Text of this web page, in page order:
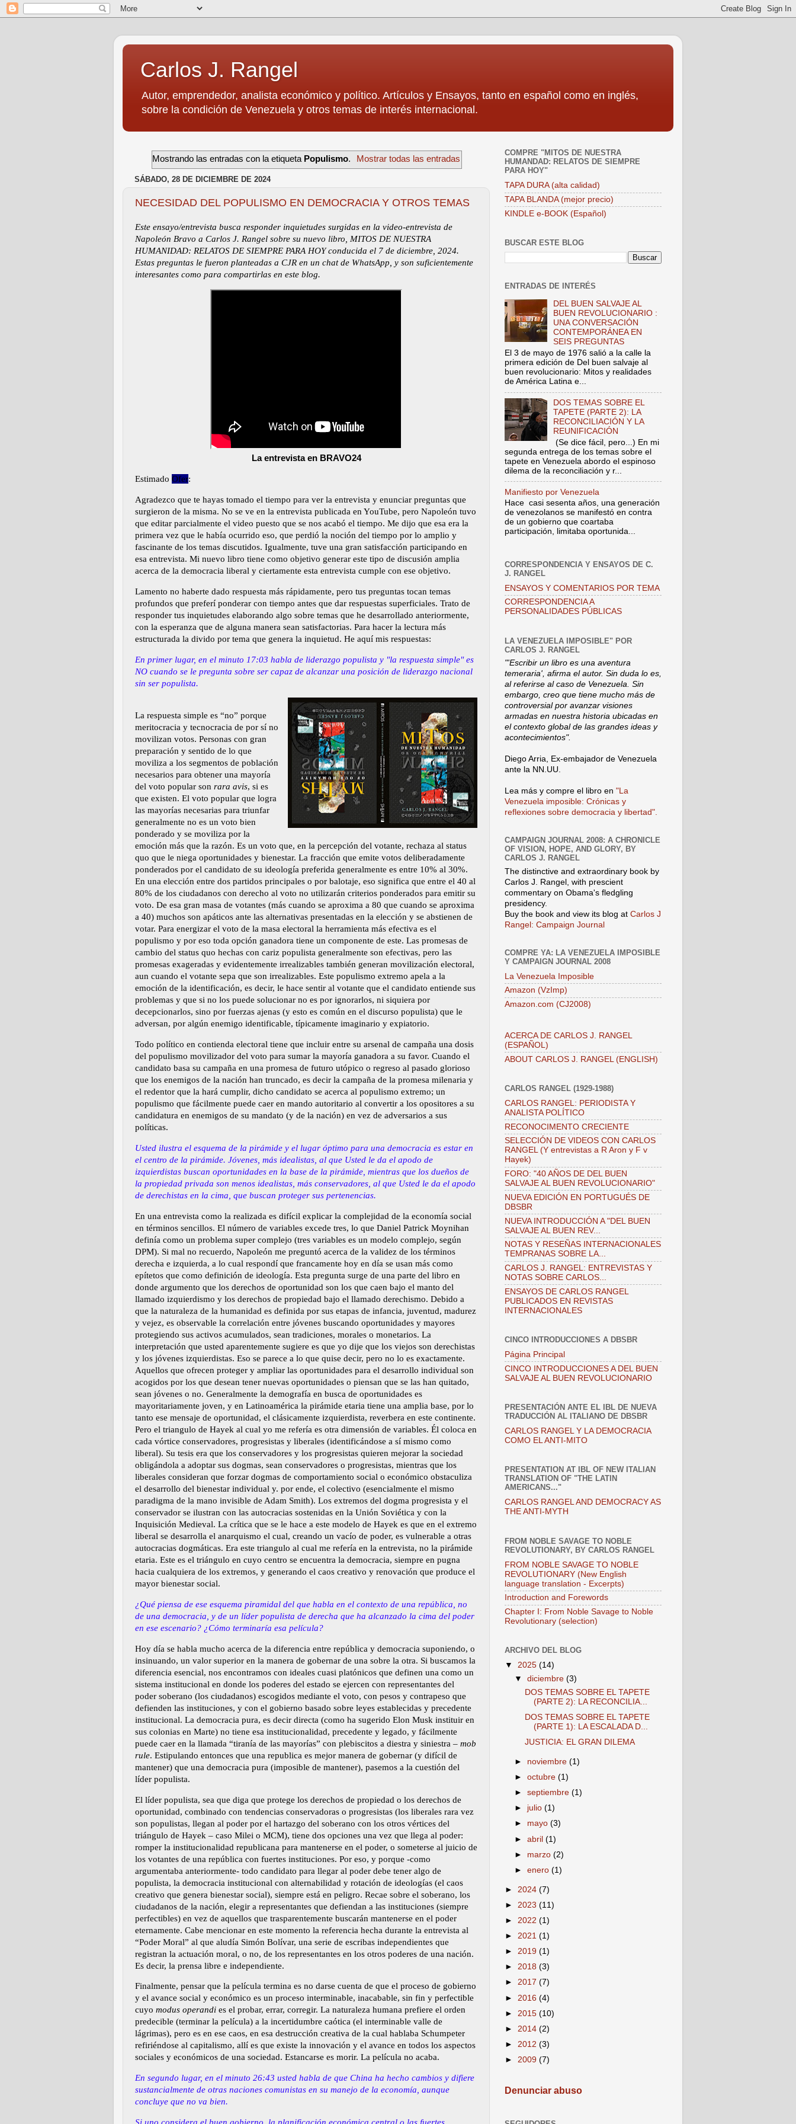
Carlos J. Rangel
Autor, emprendedor, analista económico y político. Artículos y Ensayos, tanto en español como en inglés,
sobre la condición de Venezuela y otros temas de interés internacional.
Mostrando las entradas con la etiqueta Populismo. Mostrar todas las entradas
SÁBADO, 28 DE DICIEMBRE DE 2024
NECESIDAD DEL POPULISMO EN DEMOCRACIA Y OTROS TEMAS
Este ensayo/entrevista busca responder inquietudes surgidas en la video-entrevista de
Napoleón Bravo a Carlos J. Rangel sobre su nuevo libro, MITOS DE NUESTRA
HUMANIDAD: RELATOS DE SIEMPRE PARA HOY conducida el 7 de diciembre, 2024.
Estas preguntas le fueron planteadas a CJR en un chat de WhatsApp, y son suficientemente
interesantes como para compartirlas en este blog.
La entrevista en BRAVO24
Estimado Ofer:
Agradezco que te hayas tomado el tiempo para ver la entrevista y enunciar preguntas que
surgieron de la misma. No se ve en la entrevista publicada en YouTube, pero Napoleón tuvo
que editar parcialmente el video puesto que se nos acabó el tiempo. Me dijo que esa era la
primera vez que le había ocurrido eso, que perdió la noción del tiempo por lo amplio y
fascinante de los temas discutidos. Igualmente, tuve una gran satisfacción participando en
esa entrevista. Mi nuevo libro tiene como objetivo generar este tipo de discusión amplia
acerca de la democracia liberal y ciertamente esta entrevista cumple con ese objetivo.
Lamento no haberte dado respuesta más rápidamente, pero tus preguntas tocan temas
profundos que preferí ponderar con tiempo antes que dar respuestas superficiales. Trato de
responder tus inquietudes elaborando algo sobre temas que he desarrollado anteriormente,
con la esperanza que de alguna manera sean satisfactorias. Para hacer la lectura más
estructurada la divido por tema que genera la inquietud. He aquí mis respuestas:
En primer lugar, en el minuto 17:03 habla de liderazgo populista y "la respuesta simple" es
NO cuando se le pregunta sobre ser capaz de alcanzar una posición de liderazgo nacional
sin ser populista.
La respuesta simple es “no” porque
meritocracia y tecnocracia de por sí no
movilizan votos. Personas con gran
preparación y sentido de lo que
moviliza a los segmentos de población
necesarios para obtener una mayoría
del voto popular son rara avis, si es
que existen. El voto popular que logra
las mayorías necesarias para triunfar
generalmente no es un voto bien
ponderado y se moviliza por la
emoción más que la razón. Es un voto que, en la percepción del votante, rechaza al status
quo que le niega oportunidades y bienestar. La fracción que emite votos deliberadamente
ponderados por el candidato de su ideología preferida generalmente es entre 10% al 30%.
En una elección entre dos partidos principales o por balotaje, eso significa que entre el 40 al
80% de los ciudadanos con derecho al voto no utilizarán criterios ponderados para emitir su
voto. De esa gran masa de votantes (más cuando se aproxima a 80 que cuando se aproxima
a 40) muchos son apáticos ante las alternativas presentadas en la elección y se abstienen de
votar. Para energizar el voto de la masa electoral la herramienta más efectiva es el
populismo y por eso toda opción ganadora tiene un componente de este. Las promesas de
cambio del status quo hechas con cariz populista generalmente son efectivas, pero las
promesas exageradas y evidentemente irrealizables también generan movilización electoral,
aun cuando el votante sepa que son irrealizables. Este populismo extremo apela a la
emoción de la identificación, es decir, le hace sentir al votante que el candidato entiende sus
problemas y que si no los puede solucionar no es por ignorarlos, ni siquiera por
decepcionarlos, sino por fuerzas ajenas (y esto es común en el discurso populista) que le
adversan, por algún enemigo identificable, típicamente imaginario y expiatorio.
Todo político en contienda electoral tiene que incluir entre su arsenal de campaña una dosis
del populismo movilizador del voto para sumar la mayoría ganadora a su favor. Cuando el
candidato basa su campaña en una promesa de futuro utópico o regreso al pasado glorioso
que los enemigos de la nación han truncado, es decir la campaña de la promesa milenaria y
el redentor que la hará cumplir, dicho candidato se acerca al populismo extremo; un
populismo que fácilmente puede caer en mando autoritario al convertir a los opositores a su
candidatura en enemigos de su mandato (y de la nación) en vez de adversarios a sus
políticas.
Usted ilustra el esquema de la pirámide y el lugar óptimo para una democracia es estar en
el centro de la pirámide. Jóvenes, más idealistas, al que Usted le da el apodo de
izquierdistas buscan oportunidades en la base de la pirámide, mientras que los dueños de
la propiedad privada son menos idealistas, más conservadores, al que Usted le da el apodo
de derechistas en la cima, que buscan proteger sus pertenencias.
En una entrevista como la realizada es difícil explicar la complejidad de la economía social
en términos sencillos. El número de variables excede tres, lo que Daniel Patrick Moynihan
definía como un problema super complejo (tres variables es un modelo complejo, según
DPM). Si mal no recuerdo, Napoleón me preguntó acerca de la validez de los términos
derecha e izquierda, a lo cual respondí que francamente hoy en día se usan más como
epítetos que como definición de ideología. Esta pregunta surge de una parte del libro en
donde argumento que los derechos de oportunidad son los que caen bajo el manto del
llamado izquierdismo y los derechos de propiedad bajo el llamado derechismo. Debido a
que la naturaleza de la humanidad es definida por sus etapas de infancia, juventud, madurez
y vejez, es observable la correlación entre jóvenes buscando oportunidades y mayores
protegiendo sus activos acumulados, sean tradiciones, morales o monetarios. La
interpretación que usted aparentemente sugiere es que yo dije que los viejos son derechistas
y los jóvenes izquierdistas. Eso se parece a lo que quise decir, pero no lo es exactamente.
Aquellos que ofrecen proteger y ampliar las oportunidades para el desarrollo individual son
acogidos por los que desean tener nuevas oportunidades o piensan que se las han quitado,
sean jóvenes o no. Generalmente la demografía en busca de oportunidades es
mayoritariamente joven, y en Latinoamérica la pirámide etaria tiene una amplia base, por lo
tanto ese mensaje de oportunidad, el clásicamente izquierdista, reverbera en este continente.
Pero el triangulo de Hayek al cual yo me refería es otra dimensión de variables. Él coloca en
cada vórtice conservadores, progresistas y liberales (identificándose a sí mismo como
liberal). Su tesis era que los conservadores y los progresistas quieren mejorar la sociedad
obligándola a adoptar sus dogmas, sean conservadores o progresistas, mientras que los
liberales consideran que forzar dogmas de comportamiento social o económico obstaculiza
el desarrollo del bienestar individual y. por ende, el colectivo (esencialmente el mismo
paradigma de la mano invisible de Adam Smith). Los extremos del dogma progresista y el
conservador se ilustran con las autocracias sostenidas en la Unión Soviética y con la
Inquisición Medieval. La crítica que se le hace a este modelo de Hayek es que en el extremo
liberal se desarrolla el anarquismo el cual, creando un vacío de poder, es vulnerable a otras
autocracias dogmáticas. Era este triangulo al cual me refería en la entrevista, no la pirámide
etaria. Este es el triángulo en cuyo centro se encuentra la democracia, siempre en pugna
hacia cualquiera de los extremos, y generando el caos creativo y renovación que produce el
mayor bienestar social.
¿Qué piensa de ese esquema piramidal del que habla en el contexto de una república, no
de una democracia, y de un líder populista de derecha que ha alcanzado la cima del poder
en ese escenario? ¿Cómo terminaría esa película?
Hoy día se habla mucho acerca de la diferencia entre república y democracia suponiendo, o
insinuando, un valor superior en la manera de gobernar de una sobre la otra. Si buscamos la
diferencia esencial, nos encontramos con ideales cuasi platónicos que definen una como un
sistema institucional en donde los poderes del estado se ejercen con representantes del
poder soberano (los ciudadanos) escogidos mediante el voto, con pesos y contrapeso que
defienden las instituciones, y con el gobierno basado sobre leyes establecidas y precedente
institucional. La democracia pura, es decir directa (como ha sugerido Elon Musk instituir en
sus colonias en Marte) no tiene esa institucionalidad, precedente y legado, y fácilmente
puede caer en la llamada “tiranía de las mayorías” con plebiscitos a diestra y siniestra – mob
rule. Estipulando entonces que una republica es mejor manera de gobernar (y difícil de
mantener) que una democracia pura (imposible de mantener), pasemos a la cuestión del
líder populista.
El líder populista, sea que diga que protege los derechos de propiedad o los derechos de
oportunidad, combinado con tendencias conservadoras o progresistas (los liberales rara vez
son populistas, llegan al poder por el hartazgo del soberano con los otros vértices del
triángulo de Hayek – caso Milei o MCM), tiene dos opciones una vez que llega al poder:
romper la institucionalidad republicana para mantenerse en el poder, o someterse al juicio de
los votantes de una república con fuertes instituciones. Por eso, y porque -como
argumentaba anteriormente- todo candidato para llegar al poder debe tener algo de
populista, la democracia institucional con alternabilidad y rotación de ideologías (el caos
creativo que genera bienestar social), siempre está en peligro. Recae sobre el soberano, los
ciudadanos de la nación, elegir a representantes que defiendan a las instituciones (siempre
perfectibles) en vez de aquellos que trasparentemente buscarán mantenerse en el poder
eternamente. Cabe mencionar en este momento la referencia hecha durante la entrevista al
“Poder Moral” al que aludía Simón Bolívar, una serie de escribas independientes que
registran la actuación moral, o no, de los representantes en los otros poderes de una nación.
Es decir, la prensa libre e independiente.
Finalmente, pensar que la película termina es no darse cuenta de que el proceso de gobierno
y el avance social y económico es un proceso interminable, inacabable, sin fin y perfectible
cuyo modus operandi es el probar, errar, corregir. La naturaleza humana prefiere el orden
predecible (terminar la película) a la incertidumbre caótica (el interminable valle de
lágrimas), pero es en ese caos, en esa destrucción creativa de la cual hablaba Schumpeter
refiriéndose al capitalismo, allí es que existe la innovación y el avance en todos los aspectos
sociales y económicos de una sociedad. Estancarse es morir. La película no acaba.
En segundo lugar, en el minuto 26:43 usted habla de que China ha hecho cambios y difiere
sustancialmente de otras naciones comunistas en su manejo de la economía, aunque
concluye que no va bien.
COMPRE "MITOS DE NUESTRA
HUMANDAD: RELATOS DE SIEMPRE
PARA HOY"
TAPA DURA (alta calidad)
TAPA BLANDA (mejor precio)
KINDLE e-BOOK (Español)
BUSCAR ESTE BLOG
ENTRADAS DE INTERÉS
DEL BUEN SALVAJE AL
BUEN REVOLUCIONARIO :
UNA CONVERSACIÓN
CONTEMPORÁNEA EN
SEIS PREGUNTAS
El 3 de mayo de 1976 salió a la calle la
primera edición de Del buen salvaje al
buen revolucionario: Mitos y realidades
de América Latina e...
DOS TEMAS SOBRE EL
TAPETE (PARTE 2): LA
RECONCILIACIÓN Y LA
REUNIFICACIÓN
(Se dice fácil, pero...) En mi
segunda entrega de los temas sobre el
tapete en Venezuela abordo el espinoso
dilema de la reconciliación y r...
Manifiesto por Venezuela
Hace casi sesenta años, una generación
de venezolanos se manifestó en contra
de un gobierno que coartaba
participación, limitaba oportunida...
CORRESPONDENCIA Y ENSAYOS DE C.
J. RANGEL
ENSAYOS Y COMENTARIOS POR TEMA
CORRESPONDENCIA A
PERSONALIDADES PÚBLICAS
LA VENEZUELA IMPOSIBLE" POR
CARLOS J. RANGEL
"'Escribir un libro es una aventura
temeraria', afirma el autor. Sin duda lo es,
al referirse al caso de Venezuela. Sin
embargo, creo que tiene mucho más de
controversial por avanzar visiones
armadas en nuestra historia ubicadas en
el contexto global de las grandes ideas y
acontecimientos".
Diego Arria, Ex-embajador de Venezuela
ante la NN.UU.
Lea más y compre el libro en "La
Venezuela imposible: Crónicas y
reflexiones sobre democracia y libertad".
CAMPAIGN JOURNAL 2008: A CHRONICLE
OF VISION, HOPE, AND GLORY, BY
CARLOS J. RANGEL
The distinctive and extraordinary book by
Carlos J. Rangel, with prescient
commentary on Obama's fledgling
presidency.
Buy the book and view its blog at Carlos J
Rangel: Campaign Journal
COMPRE YA: LA VENEZUELA IMPOSIBLE
Y CAMPAIGN JOURNAL 2008
La Venezuela Imposible
Amazon (VzImp)
Amazon.com (CJ2008)
ACERCA DE CARLOS J. RANGEL
(ESPAÑOL)
ABOUT CARLOS J. RANGEL (ENGLISH)
CARLOS RANGEL (1929-1988)
CARLOS RANGEL: PERIODISTA Y
ANALISTA POLÍTICO
RECONOCIMENTO CRECIENTE
SELECCIÓN DE VIDEOS CON CARLOS
RANGEL (Y entrevistas a R Aron y F v
Hayek)
FORO: "40 AÑOS DE DEL BUEN
SALVAJE AL BUEN REVOLUCIONARIO"
NUEVA EDICIÓN EN PORTUGUÉS DE
DBSBR
NUEVA INTRODUCCIÓN A "DEL BUEN
SALVAJE AL BUEN REV...
NOTAS Y RESEÑAS INTERNACIONALES
TEMPRANAS SOBRE LA...
CARLOS J. RANGEL: ENTREVISTAS Y
NOTAS SOBRE CARLOS...
ENSAYOS DE CARLOS RANGEL
PUBLICADOS EN REVISTAS
INTERNACIONALES
CINCO INTRODUCCIONES A DBSBR
Página Principal
CINCO INTRODUCCIONES A DEL BUEN
SALVAJE AL BUEN REVOLUCIONARIO
PRESENTACIÓN ANTE EL IBL DE NUEVA
TRADUCCIÓN AL ITALIANO DE DBSBR
CARLOS RANGEL Y LA DEMOCRACIA
COMO EL ANTI-MITO
PRESENTATION AT IBL OF NEW ITALIAN
TRANSLATION OF "THE LATIN
AMERICANS..."
CARLOS RANGEL AND DEMOCRACY AS
THE ANTI-MYTH
FROM NOBLE SAVAGE TO NOBLE
REVOLUTIONARY, BY CARLOS RANGEL
FROM NOBLE SAVAGE TO NOBLE
REVOLUTIONARY (New English
language translation - Excerpts)
Introduction and Forewords
Chapter I: From Noble Savage to Noble
Revolutionary (selection)
ARCHIVO DEL BLOG
▼ 2025 (14)
▼diciembre(3)
DOS TEMAS SOBRE EL TAPETE
(PARTE 2): LA RECONCILIA...
DOS TEMAS SOBRE EL TAPETE
(PARTE 1): LA ESCALADA D...
JUSTICIA: EL GRAN DILEMA
► noviembre(1)
►octubre(1)
►septiembre(1)
► julio(1)
► mayo(3)
►abril(1)
► marzo(2)
►enero(1)
► 2024 (7)
► 2023 (11)
► 2022 (1)
► 2021 (1)
► 2019 (1)
► 2018 (3)
► 2017 (7)
► 2016 (4)
► 2015 (10)
► 2014 (2)
► 2012 (3)
► 2009 (7)
Denunciar abuso